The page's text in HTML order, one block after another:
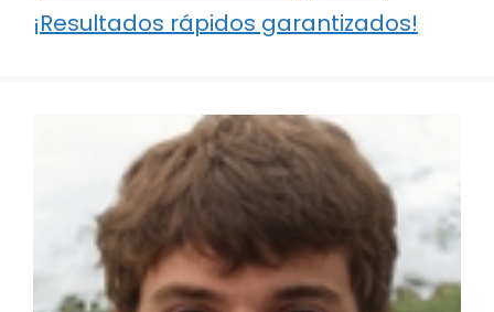
¡Resultados rápidos garantizados!